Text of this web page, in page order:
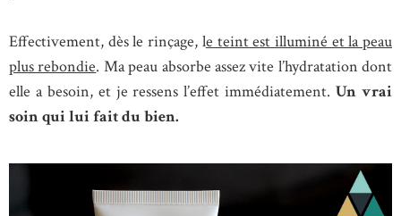
Effectivement, dès le rinçage, le teint est illuminé et la peau
plus rebondie. Ma peau absorbe assez vite l’hydratation dont
elle a besoin, et je ressens l’effet immédiatement.Un vrai
soin qui lui fait du bien.